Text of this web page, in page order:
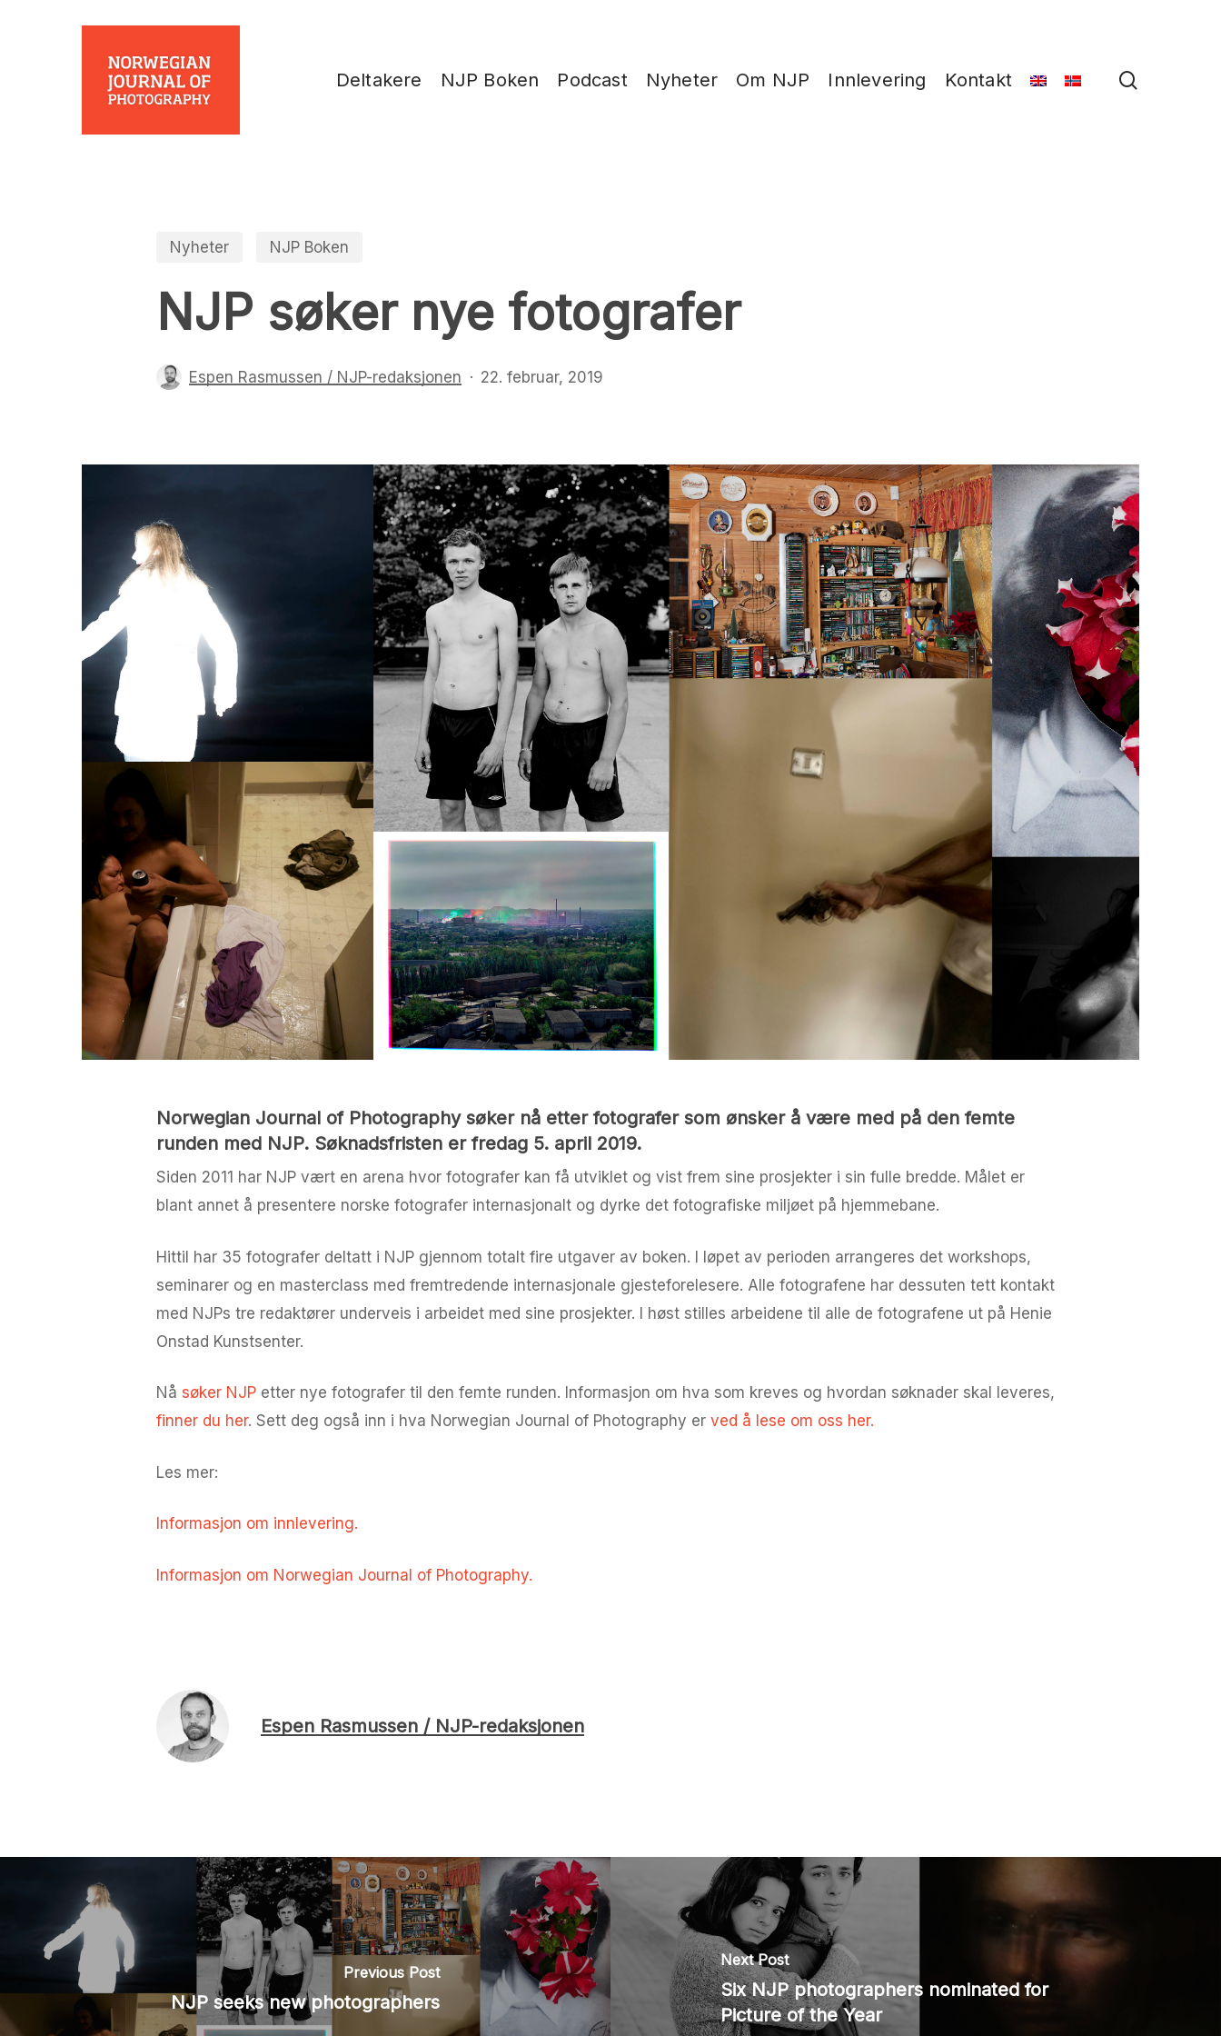
Trykk enter for å starte ditt søk
Deltakere NJP Boken Podcast Nyheter Om NJP Innlevering Kontakt
Nyheter NJP Boken
NJP søker nye fotografer
Espen Rasmussen / NJP-redaksjonen 22. februar, 2019
Norwegian Journal of Photography søker nå etter fotografer som ønsker å være med på den femte
runden med NJP. Søknadsfristen er fredag 5. april 2019.
Siden 2011 har NJP vært en arena hvor fotografer kan få utviklet og vist frem sine prosjekter i sin fulle bredde. Målet er
blant annet å presentere norske fotografer internasjonalt og dyrke det fotografiske miljøet på hjemmebane.
Hittil har 35 fotografer deltatt i NJP gjennom totalt fire utgaver av boken. I løpet av perioden arrangeres det workshops,
seminarer og en masterclass med fremtredende internasjonale gjesteforelesere. Alle fotografene har dessuten tett kontakt
med NJPs tre redaktører underveis i arbeidet med sine prosjekter. I høst stilles arbeidene til alle de fotografene ut på Henie
Onstad Kunstsenter.
Nå søker NJP etter nye fotografer til den femte runden. Informasjon om hva som kreves og hvordan søknader skal leveres,
finner du her. Sett deg også inn i hva Norwegian Journal of Photography er ved å lese om oss her.
Les mer:
Informasjon om innlevering.
Informasjon om Norwegian Journal of Photography.
Espen Rasmussen / NJP-redaksjonen
Previous Post
NJP seeks new photographers
Next Post
Six NJP photographers nominated for
Picture of the Year